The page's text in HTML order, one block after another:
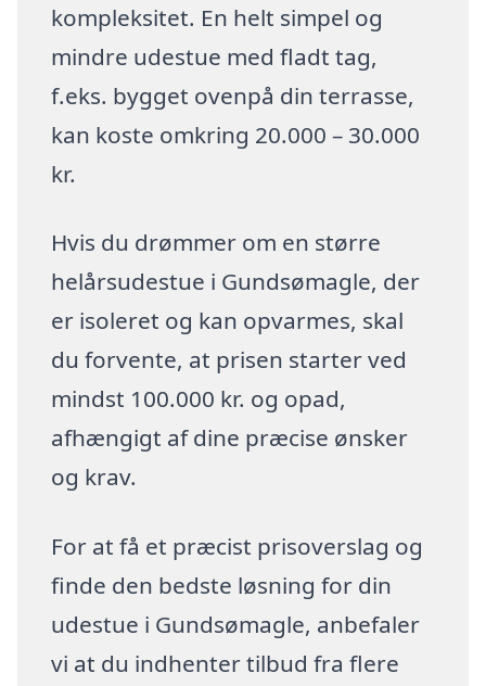
kompleksitet. En helt simpel og
mindre udestue med fladt tag,
f.eks. bygget ovenpå din terrasse,
kan koste omkring 20.000 – 30.000
kr.
Hvis du drømmer om en større
helårsudestue i Gundsømagle, der
er isoleret og kan opvarmes, skal
du forvente, at prisen starter ved
mindst 100.000 kr. og opad,
afhængigt af dine præcise ønsker
og krav.
For at få et præcist prisoverslag og
finde den bedste løsning for din
udestue i Gundsømagle, anbefaler
vi at du indhenter tilbud fra flere